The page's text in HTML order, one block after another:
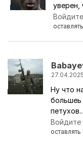
Ответ на
уверен,
Войдите
Ну что
большеь
петухов...
Войдите